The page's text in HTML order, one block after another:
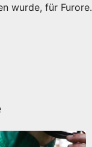
wurde, für Furore.